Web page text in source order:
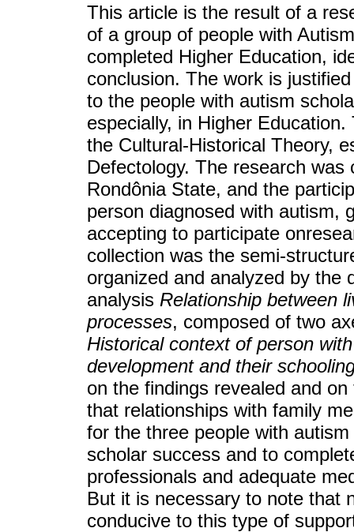
This article is the result of a
of a group of people with
completed Higher Education,
conclusion. The work is
to the people with autism
especially, in Higher
the Cultural-Historical Theory,
Defectology. The research
Rondônia State, and the
person diagnosed with autism,
accepting to participate
collection was the semi-
organized and analyzed by the
analysis Relationship between
processes, composed of two
Historical context of person
development and their
on the findings revealed and
that relationships with family
for the three people with
scholar success and to
professionals and adequate
But it is necessary to note that
conducive to this type of